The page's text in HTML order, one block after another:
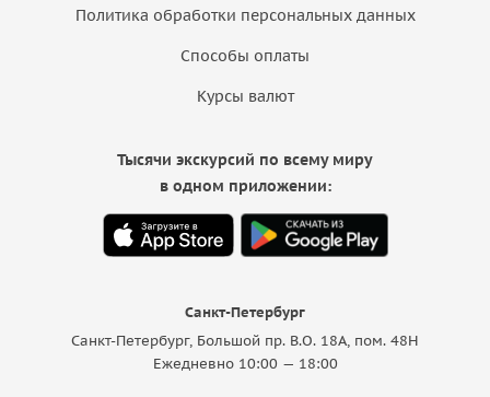
Политика обработки персональных данных
Способы оплаты
Курсы валют
Санкт-Петербург
Санкт-Петербург, Большой пр. В.О. 18A, пом. 48Н
Ежедневно 10:00 — 18:00
Тысячи экскурсий по всему миру
в одном приложении: